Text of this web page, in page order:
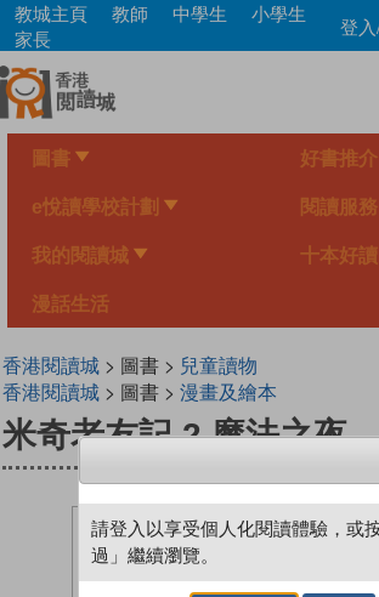
Skip
main
content
教城主頁 教師 中學生
小學生
家長
登
圖書 好書推介
e悅讀學校計劃 閱讀服務
我的閱讀城 十本好讀
漫話生活
香港閱讀城> 圖書 > 兒童讀物
香港閱讀城> 圖書 > 漫畫及繪本
米奇老友記 2 魔法之夜
請登入以享受個人化閱讀體驗，或
過」繼續瀏覽。